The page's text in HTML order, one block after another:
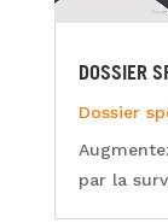
DOSSIER
Dossier
par la